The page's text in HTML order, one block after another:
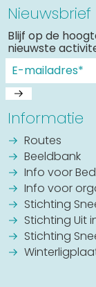
Nieuwsbrief
Blijf op de
nieuwste
Informatie
Routes
Beeldbank
Info voor
Info voor
Stichting
Stichting Uit
Stichting